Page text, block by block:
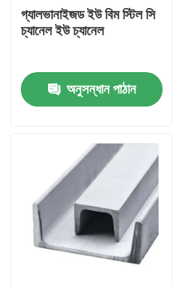
আমাদের সম্বন্ধে
গ্যালভানাইজড ইউ বিম স্টিল সি
চ্যানেল ইউ চ্যানেল
অনুসন্ধান পাঠান